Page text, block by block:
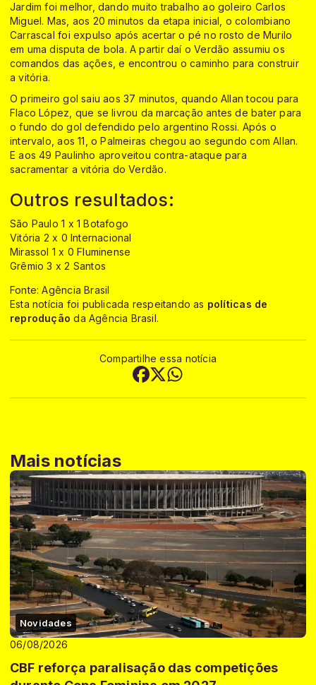
Jardim foi melhor, dando muito trabalho ao goleiro Carlos
Miguel. Mas, aos 20 minutos da etapa inicial, o colombiano
Carrascal foi expulso após acertar o pé no rosto de Murilo
em uma disputa de bola. A partir daí o Verdão assumiu os
comandos das ações, e encontrou o caminho para construir
a vitória.
O primeiro gol saiu aos 37 minutos, quando Allan tocou para
Flaco López, que se livrou da marcação antes de bater para
o fundo do gol defendido pelo argentino Rossi. Após o
intervalo, aos 11, o Palmeiras chegou ao segundo com Allan.
E aos 49 Paulinho aproveitou contra-ataque para
sacramentar a vitória do Verdão.
Outros resultados:
São Paulo 1 x 1 Botafogo
Vitória 2 x 0 Internacional
Mirassol 1 x 0 Fluminense
Grêmio 3 x 2 Santos
Fonte: Agência Brasil
Esta notícia foi publicada respeitando as políticas de
reprodução da Agência Brasil.
Compartilhe essa notícia
Mais notícias
Novidades
06/08/2026
CBF reforça paralisação das competições